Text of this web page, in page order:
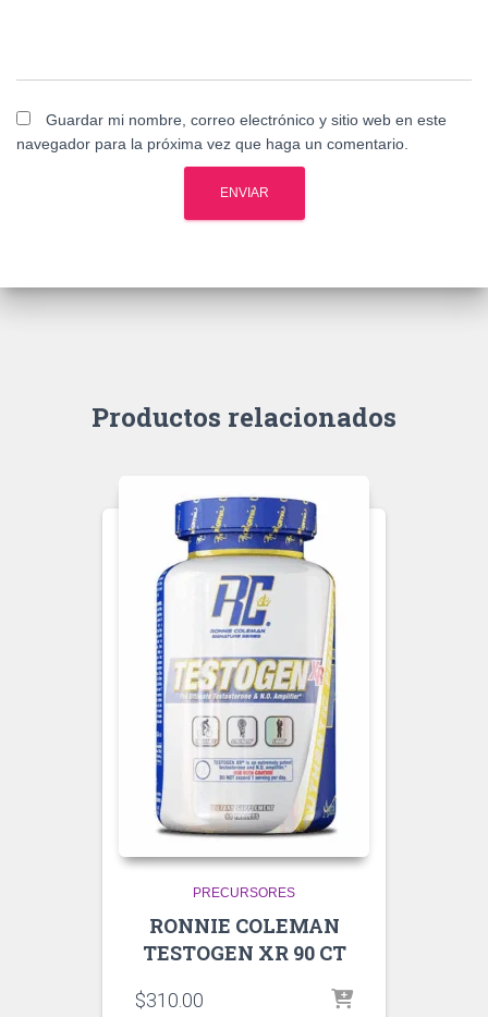
Guardar mi nombre, correo electrónico y sitio web en este
navegador para la próxima vez que haga un comentario.
Productos relacionados
PRECURSORES
RONNIE COLEMAN
TESTOGEN XR 90 CT
$310.00